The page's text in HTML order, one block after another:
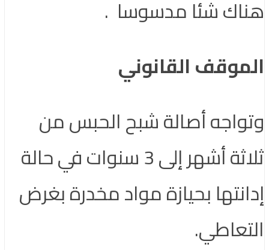
هناك شئا مدسوسا .
الموقف القانوني
وتواجه أصالة شبح الحبس من
ثلاثة أشهر إلى 3 سنوات في حالة
إدانتها بحيازة مواد مخدرة بغرض
التعاطي.